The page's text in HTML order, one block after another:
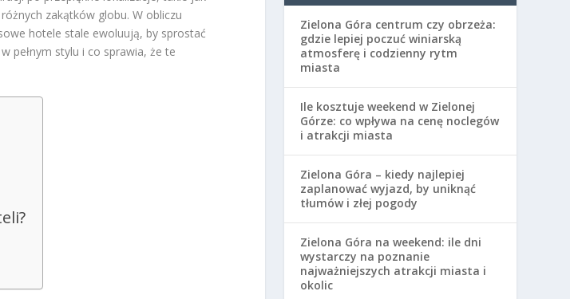
zakątków globu. W obliczu
hotele stale ewoluują, by sprostać
pełnym stylu i co sprawia, że te
Zielona Góra centrum czy obrzeża:
gdzie lepiej poczuć winiarską
atmosferę i codzienny rytm
miasta
Ile kosztuje weekend w Zielonej
Górze: co wpływa na cenę noclegów
i atrakcji miasta
Zielona Góra – kiedy najlepiej
zaplanować wyjazd, by uniknąć
tłumów i złej pogody
Zielona Góra na weekend: ile dni
wystarczy na poznanie
najważniejszych atrakcji miasta i
okolic